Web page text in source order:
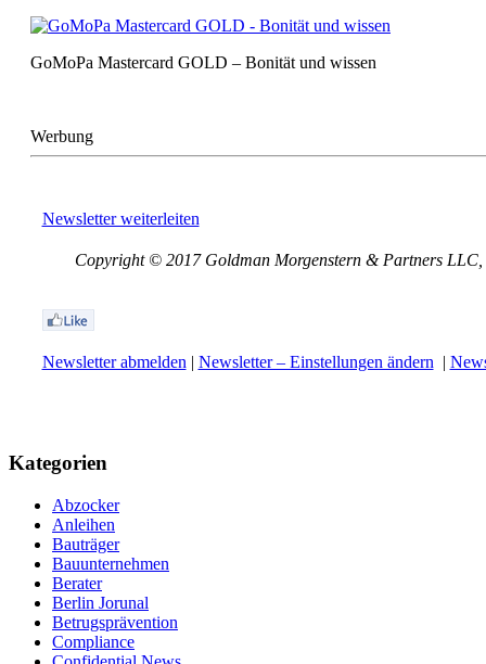
GoMoPa Mastercard GOLD – Bonität und wissen
Werbung
Newsletter weiterleiten
Copyright © 2017 Goldman Morgenstern & Partners LLC,
Newsletter abmelden | Newsletter – Einstellungen ändern |
Kategorien
Abzocker
Anleihen
Bauträger
Bauunternehmen
Berater
Berlin Jorunal
Betrugsprävention
Compliance